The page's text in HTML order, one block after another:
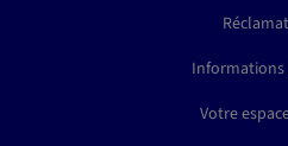
Informations
Votre